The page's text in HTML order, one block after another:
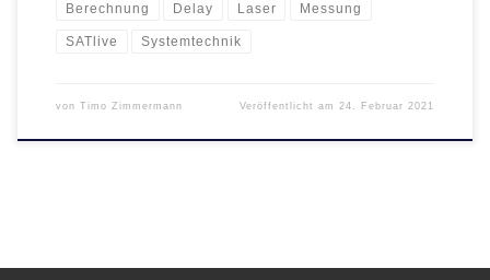
Berechnung Delay Laser Messung
SATlive Systemtechnik
von Timo Zimmermann Veröffentlicht am 24. Februar 2021